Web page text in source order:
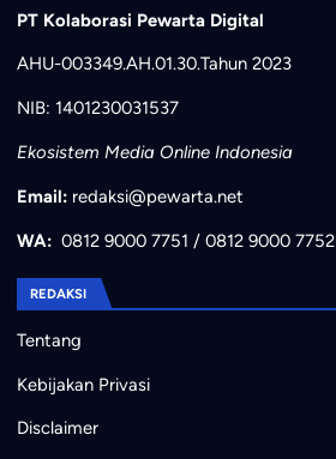
PT Kolaborasi Pewarta Digital
AHU-003349.AH.01.30.Tahun 2023
NIB: 1401230031537
Ekosistem Media Online Indonesia
Email: redaksi@pewarta.net
WA: 0812 9000 7751 / 0812 9000 7752
REDAKSI
Tentang
Kebijakan Privasi
Disclaimer